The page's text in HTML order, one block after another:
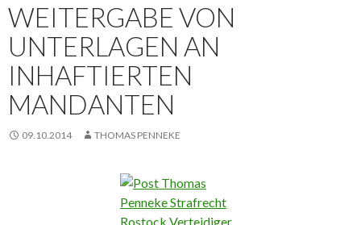
WEITERGABE VON
UNTERLAGEN AN
INHAFTIERTEN
MANDANTEN
09.10.2014 THOMAS PENNEKE